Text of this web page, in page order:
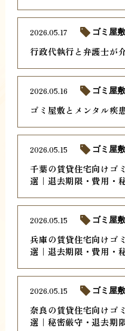
行政代執行と弁護士が
2026.05.17 ゴミ屋敷
ゴミ屋敷とメンタル疾
2026.05.16 ゴミ屋敷
千葉の賃貸住宅向けゴ
選｜退去期限・費用・
2026.05.15 ゴミ屋敷
兵庫の賃貸住宅向けゴ
選｜退去期限・費用・
2026.05.15 ゴミ屋敷
奈良の賃貸住宅向けゴ
選｜秘密厳守・退去期
2026.05.15 ゴミ屋敷